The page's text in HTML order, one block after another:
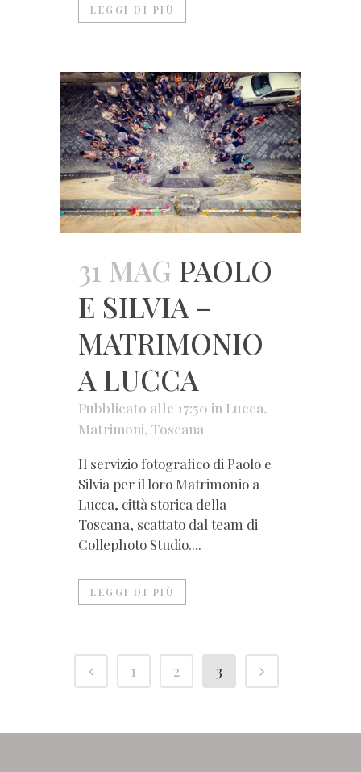
LEGGI DI PIÙ
31 MAG PAOLO
E SILVIA –
MATRIMONIO
A LUCCA
Pubblicato alle 17:50 in Lucca,
Matrimoni, Toscana
Il servizio fotografico di Paolo e
Silvia per il loro Matrimonio a
Lucca, città storica della
Toscana, scattato dal team di
Collephoto Studio....
LEGGI DI PIÙ
1 2 3